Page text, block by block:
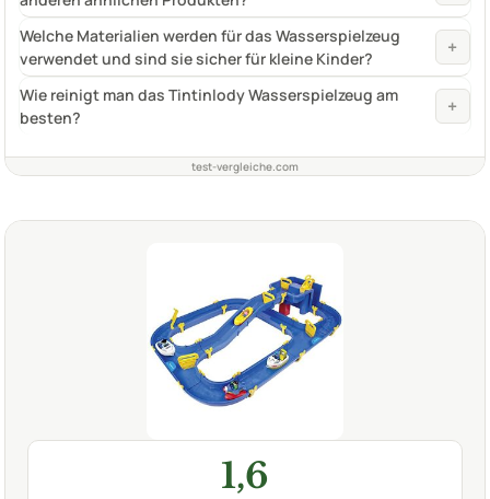
Welche Materialien werden für das Wasserspielzeug
verwendet und sind sie sicher für kleine Kinder?
+
Wie reinigt man das Tintinlody Wasserspielzeug am
besten?
+
test-vergleiche.com
1,6